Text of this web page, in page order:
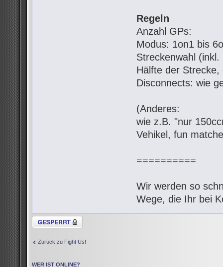
Regeln
Anzahl GPs:
Modus: 1on1 bis
Streckenwahl
Hälfte der
Disconnects: wie
(Anderes:
wie z.B. "nur
Vehikel, fun
==========
Wir werden so
Wege, die Ihr bei
Thema gesperrt
Zurück zu Fight Us!
WER IST ONLINE?